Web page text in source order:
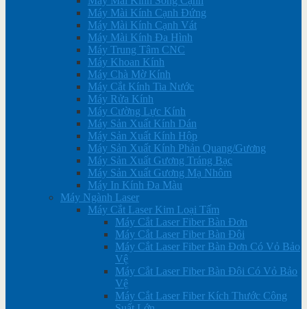
Máy Mài Kính Cạnh Đứng
Máy Mài Kính Cạnh Vát
Máy Mài Kính Đa Hình
Máy Trung Tâm CNC
Máy Khoan Kính
Máy Chà Mờ Kính
Máy Cắt Kính Tia Nước
Máy Rửa Kính
Máy Cường Lực Kính
Máy Sản Xuất Kính Dán
Máy Sản Xuất Kính Hộp
Máy Sản Xuất Kính Phản Quang/Gương
Máy Sản Xuất Gương Tráng Bạc
Máy Sản Xuất Gương Mạ Nhôm
Máy In Kính Đa Màu
Máy Ngành Laser
Máy Cắt Laser Kim Loại Tấm
Máy Cắt Laser Fiber Bàn Đơn
Máy Cắt Laser Fiber Bàn Đôi
Máy Cắt Laser Fiber Bàn Đơn Có Vỏ Bảo
Vệ
Máy Cắt Laser Fiber Bàn Đôi Có Vỏ Bảo
Vệ
Máy Cắt Laser Fiber Kích Thước Công